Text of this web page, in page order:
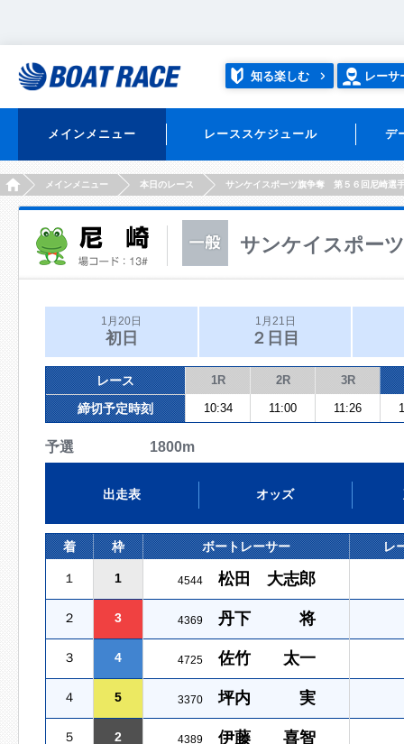
知る楽しむ レーサ
メインメニュー レーススケジュール デ
HOMEメインメニュー 本日のレース サンケイスポーツ旗争奪 第５６回尼崎選
サンケイスポー
1月20日
初日
1月21日
２日目
レース 1R 2R 3R
締切予定時刻 10:34 11:00 11:26
予選 1800m
出走表 オッズ
着 枠 ボートレーサー レ
１ 1 4544 松田 大志郎
２ 3 4369 丹下 将
３ 4 4725 佐竹 太一
４ 5 3370 坪内 実
５ 2 4389 伊藤 喜智